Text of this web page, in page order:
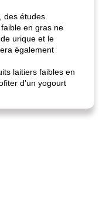
des études
en gras ne
urique et le
également
laitiers faibles en
d'un yogourt